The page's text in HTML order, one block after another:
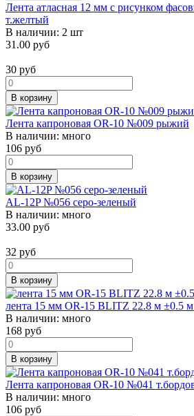
Лента атласная 12 мм с рисунком
т.желтый
В наличии: 2 шт
31.00 руб
30 руб
В корзину
Лента капроновая OR-10 №009 рыжий
В наличии: много
106 руб
В корзину
AL-12P №056 серо-зеленый
В наличии: много
33.00 руб
32 руб
В корзину
лента 15 мм OR-15 BLITZ 22.8 м ±0.5
В наличии: много
168 руб
В корзину
Лента капроновая OR-10 №041
В наличии: много
106 руб